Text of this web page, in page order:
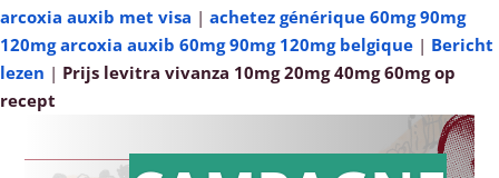
arcoxia auxib met visa | achetez générique 60mg 90mg
120mg arcoxia auxib 60mg 90mg 120mg belgique | Bericht
lezen | Prijs levitra vivanza 10mg 20mg 40mg 60mg op
recept